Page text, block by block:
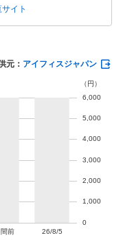
イト
元： アイフィスジャパン